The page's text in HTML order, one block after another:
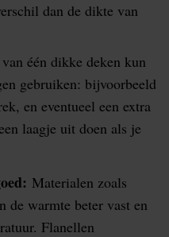
dan de dikte van
één dikke deken kun
gebruiken: bijvoorbeeld
en eventueel een extra
laagje uit doen als je
Materialen zoals
de warmte beter vast en
Flanellen